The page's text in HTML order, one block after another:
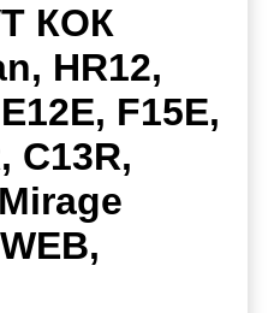
КОК
HR12,
F15E,
C13R,